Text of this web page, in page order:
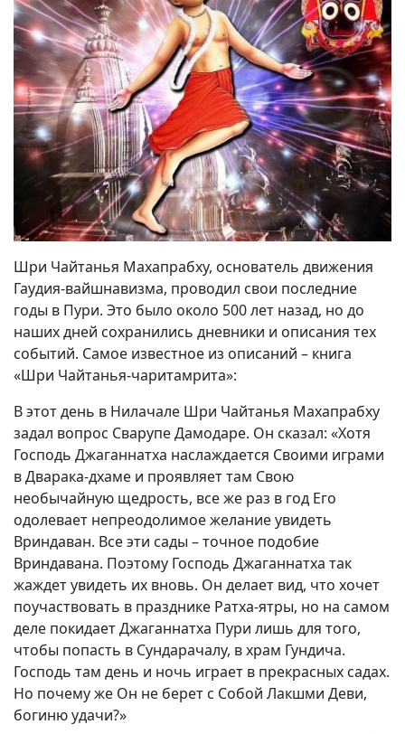
Шри Чайтанья Махапрабху, основатель движения
Гаудия-вайшнавизма, проводил свои последние
годы в Пури. Это было около 500 лет назад, но до
наших дней сохранились дневники и описания тех
событий. Самое известное из описаний – книга
«Шри Чайтанья-чаритамрита»:
В этот день в Нилачале Шри Чайтанья Махапрабху
задал вопрос Сварупе Дамодаре. Он сказал: «Хотя
Господь Джаганнатха наслаждается Своими играми
в Дварака-дхаме и проявляет там Свою
необычайную щедрость, все же раз в год Его
одолевает непреодолимое желание увидеть
Вриндаван. Все эти сады – точное подобие
Вриндавана. Поэтому Господь Джаганнатха так
жаждет увидеть их вновь. Он делает вид, что хочет
поучаствовать в празднике Ратха-ятры, но на самом
деле покидает Джаганнатха Пури лишь для того,
чтобы попасть в Сундарачалу, в храм Гундича.
Господь там день и ночь играет в прекрасных садах.
Но почему же Он не берет с Собой Лакшми Деви,
богиню удачи?»